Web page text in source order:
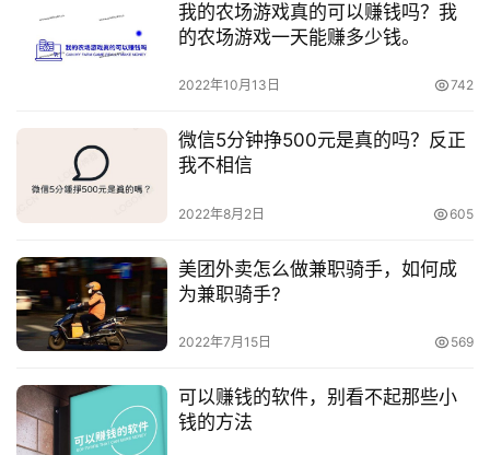
我的农场游戏真的可以赚钱吗？我
的农场游戏一天能赚多少钱。
2022年10月13日 742
微信5分钟挣500元是真的吗？反正
我不相信
2022年8月2日 605
美团外卖怎么做兼职骑手，如何成
为兼职骑手?
2022年7月15日 569
可以赚钱的软件，别看不起那些小
钱的方法